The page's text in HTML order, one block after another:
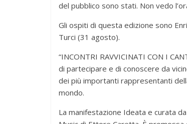
del pubblico sono stati. Non vedo
Gli ospiti di questa edizione sono
Turci (31 agosto).
“INCONTRI RAVVICINATI CON I
di partecipare e di conoscere da
dei più importanti rappresentanti
mondo.
La manifestazione Ideata e curata